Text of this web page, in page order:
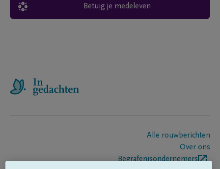
Betuig je medeleven
Alle rouwberichten
Over ons
Begrafenisondernemers